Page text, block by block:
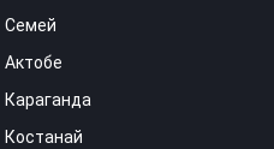
Семей
Актобе
Караганда
Костанай